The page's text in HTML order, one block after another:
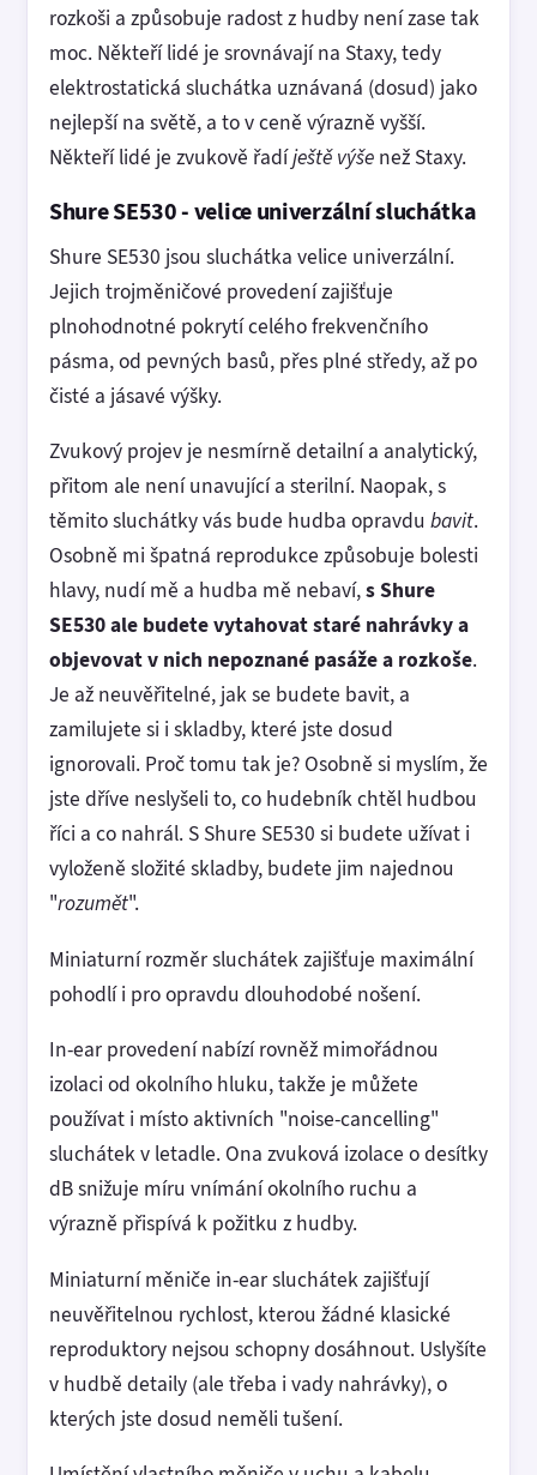
rozkoši a způsobuje radost z hudby není zase tak
moc. Někteří lidé je srovnávají na Staxy, tedy
elektrostatická sluchátka uznávaná (dosud) jako
nejlepší na světě, a to v ceně výrazně vyšší.
Někteří lidé je zvukově řadíještě výše než Staxy.
Shure SE530 - velice univerzální sluchátka
Shure SE530 jsou sluchátka velice univerzální.
Jejich trojměničové provedení zajišťuje
plnohodnotné pokrytí celého frekvenčního
pásma, od pevných basů, přes plné středy, až po
čisté a jásavé výšky.
Zvukový projev je nesmírně detailní a analytický,
přitom ale není unavující a sterilní. Naopak, s
těmito sluchátky vás bude hudba opravdu bavit.
Osobně mi špatná reprodukce způsobuje bolesti
hlavy, nudí mě a hudba mě nebaví,s Shure
SE530 ale budete vytahovat staré nahrávky a
objevovat v nich nepoznané pasáže a rozkoše.
Je až neuvěřitelné, jak se budete bavit, a
zamilujete si i skladby, které jste dosud
ignorovali. Proč tomu tak je? Osobně si myslím, že
jste dříve neslyšeli to, co hudebník chtěl hudbou
říci a co nahrál. S Shure SE530 si budete užívat i
vyloženě složité skladby, budete jim najednou
"rozumět".
Miniaturní rozměr sluchátek zajišťuje maximální
pohodlí i pro opravdu dlouhodobé nošení.
In-ear provedení nabízí rovněž mimořádnou
izolaci od okolního hluku, takže je můžete
používat i místo aktivních "noise-cancelling"
sluchátek v letadle. Ona zvuková izolace o desítky
dB snižuje míru vnímání okolního ruchu a
výrazně přispívá k požitku z hudby.
Miniaturní měniče in-ear sluchátek zajišťují
neuvěřitelnou rychlost, kterou žádné klasické
reproduktory nejsou schopny dosáhnout. Uslyšíte
v hudbě detaily (ale třeba i vady nahrávky), o
kterých jste dosud neměli tušení.